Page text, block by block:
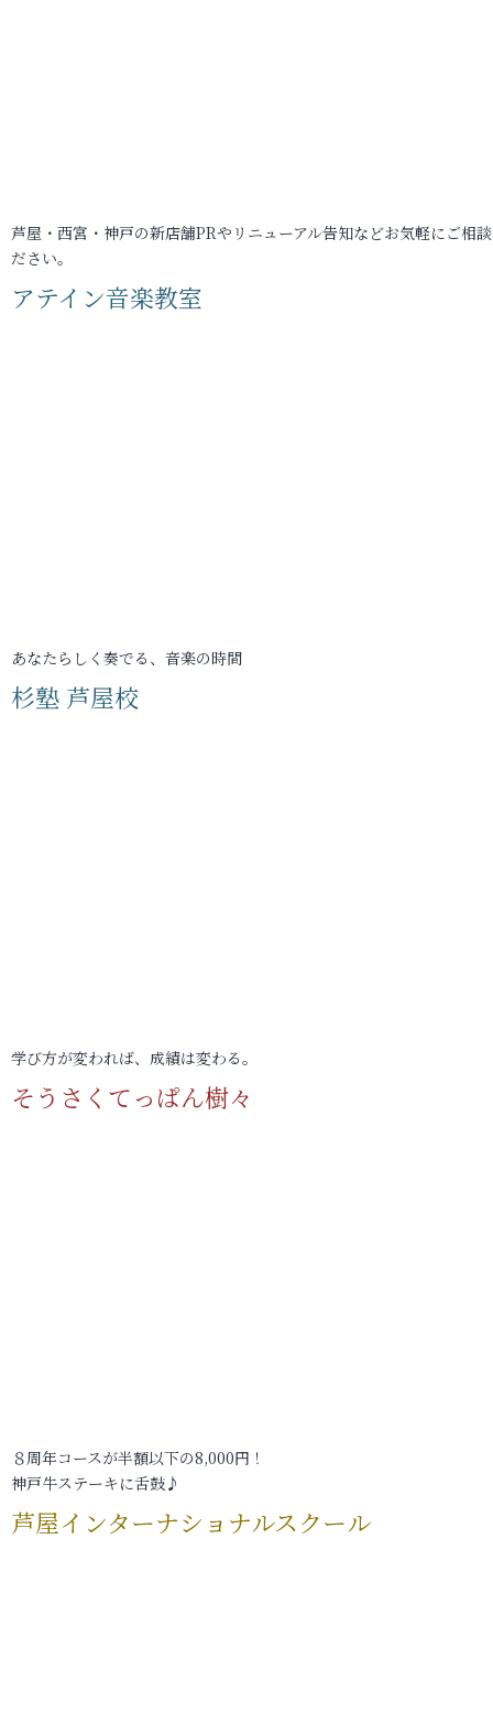
芦屋・西宮・神戸の新店舗PRやリニューアル告知などお気軽にご相
ださい。
アテイン音楽教室
あなたらしく奏でる、音楽の時間
杉塾 芦屋校
学び方が変われば、成績は変わる。
そうさくてっぱん樹々
８周年コースが半額以下の8,000円！
神戸牛ステーキに舌鼓♪
芦屋インターナショナルスクール